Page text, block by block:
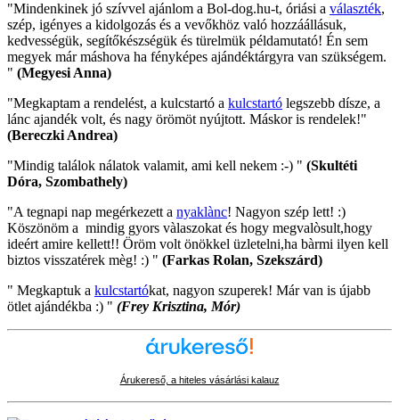
"Mindenkinek jó szívvel ajánlom a Bol-dog.hu-t, óriási a választék,
szép, igényes a kidolgozás és a vevőkhöz való hozzáállásuk,
kedvességük, segítőkészségük és türelmük példamutató! Én sem
megyek már máshova ha fényképes ajándéktárgyra van szükségem.
" (Megyesi Anna)
"Megkaptam a rendelést, a kulcstartó a kulcstartó legszebb dísze, a
lánc ajandék volt, és nagy örömöt nyújtott. Máskor is rendelek!"
(Bereczki Andrea)
"Mindig találok nálatok valamit, ami kell nekem :-) " (Skultéti
Dóra, Szombathely)
"A tegnapi nap megérkezett a nyaklànc! Nagyon szép lett! :)
Köszönöm a mindig gyors vàlaszokat és hogy megvalòsult,hogy
ideért amire kellett!! Öröm volt önökkel üzletelni,ha bàrmi ilyen kell
biztos visszatérek mèg! :) " (Farkas Rolan, Szekszárd)
" Megkaptuk a kulcstartókat, nagyon szuperek! Már van is újabb
ötlet ajándékba :) " (Frey Krisztina, Mór)
Árukereső, a hiteles vásárlási kalauz